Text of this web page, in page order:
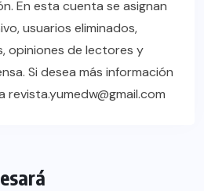
En esta cuenta se asignan
usuarios eliminados,
opiniones de lectores y
Si desea más información
revista.yumedw@gmail.com